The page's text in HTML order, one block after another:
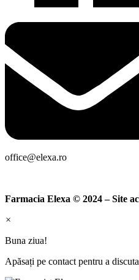
office@elexa.ro
Farmacia Elexa © 2024 – Site
×
Buna ziua!
Apăsați pe contact pentru a